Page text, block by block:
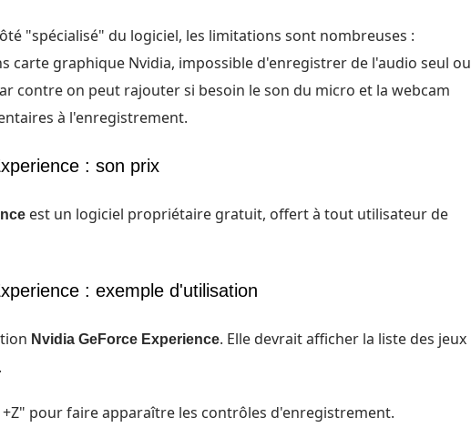
"spécialisé" du logiciel, les limitations sont nombreuses :
carte graphique Nvidia, impossible d'enregistrer de l'audio seul ou
contre on peut rajouter si besoin le son du micro et la webcam
à l'enregistrement.
: son prix
est un logiciel propriétaire gratuit, offert à tout utilisateur de
: exemple d'utilisation
Nvidia GeForce Experience. Elle devrait afficher la liste des jeux
pour faire apparaître les contrôles d'enregistrement.